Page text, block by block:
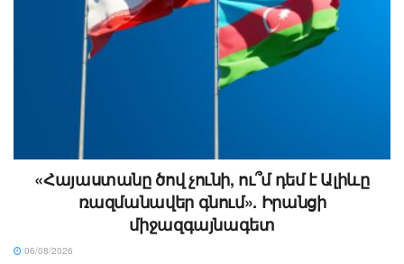
«Հայաստանը ծով չունի, ու՞մ դեմ է Ալիևը
ռազմանավեր գնում». Իրանցի
միջազգայնագետ
06/08/2026